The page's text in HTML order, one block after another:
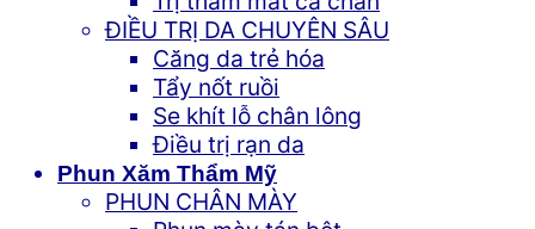
ĐIỀU TRỊ DA CHUYÊN SÂU
Căng da trẻ hóa
Tẩy nốt ruồi
Se khít lỗ chân lông
Điều trị rạn da
Phun Xăm Thẩm Mỹ
PHUN CHÂN MÀY